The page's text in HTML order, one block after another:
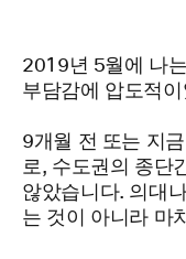
2019년 5월에 나
부담감에 압도적이
9개월 전 또는 지
로, 수도권의 종단
않았습니다. 의대
는 것이 아니라 마